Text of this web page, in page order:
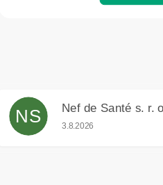
NS Nef de Santé s. r.
Hodnotenie obchodu je
3.8.2026